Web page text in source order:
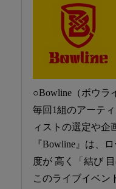
○Bowline（ボウラ
毎回1組のアーテ
ィストの選定や企
『Bowline』は、
度が 高く「結び
このライブイベン